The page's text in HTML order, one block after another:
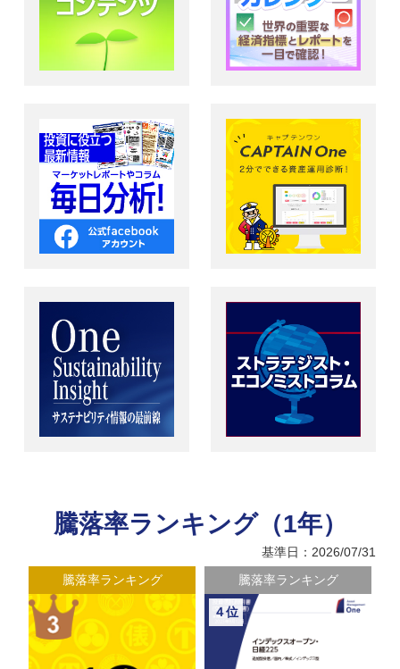
騰落率ランキング（1年）
基準日：2026/07/31
騰落率ランキング
騰落率ランキング
４位